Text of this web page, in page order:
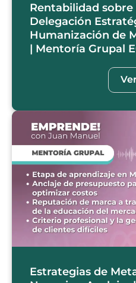
Rentabilidad
Delegación
Humanización de
| Mentoría Grupal
Estrategias de